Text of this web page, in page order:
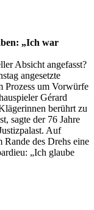
„Ich war
Absicht angefasst?
angesetzte
Prozess um Vorwürfe
Gérard
berührt zu
sagte der 76 Jahre
Auf
des Drehs eine
„Ich glaube